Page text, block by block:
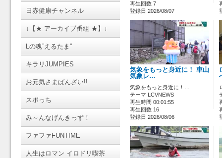
日赤健康チャンネル
↓【★ アーカイブ番組 ★】↓
Lの魂”えるたま”
キラリJUMPIES
お元気さまばんざい!!
スポっち
み～んなげんきっず！
ファファFUNTIME
人生はロマン イロドリ喫茶
再生回数 7
登録日 2026/08/07
気象をもっと身近に！ 車山
気象レ…
気象をもっと身近に！…
テーマ LCVNEWS
再生時間 00:01:55
再生回数 16
登録日 2026/08/06